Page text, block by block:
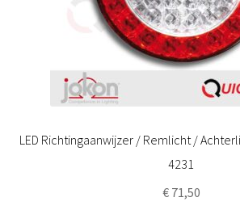
LED Richtingaanwijzer / Remlicht /
4231
€71,50